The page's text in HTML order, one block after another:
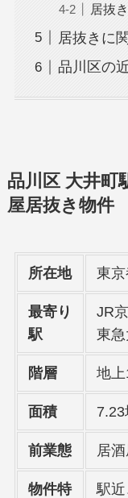
居抜
居抜きに
品川区の
品川区 大井町
屋居抜き物件
所在地 東
最寄り
駅
JR
東
階層 地
面積
前業態 居
物件特
駅